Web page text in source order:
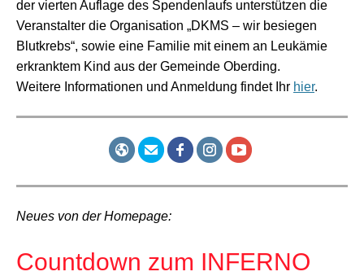
der vierten Auflage des Spendenlaufs unterstützen die
Veranstalter die Organisation „DKMS – wir besiegen
Blutkrebs“, sowie eine Familie mit einem an Leukämie
erkranktem Kind aus der Gemeinde Oberding.
Weitere Informationen und Anmeldung findet Ihr hier.
Neues von der Homepage:
Countdown zum INFERNO